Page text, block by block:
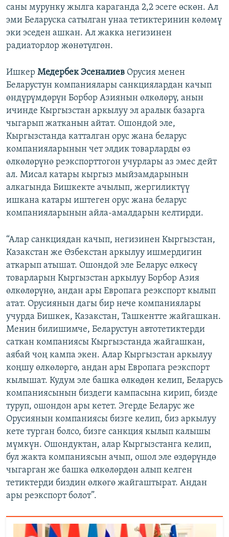
саны мурунку жылга караганда 2,2 эсеге өскөн. Ал
эми Беларуска сатылган унаа тетиктеринин көлөмү
эки эседен ашкан. Ал жакка негизинен
радиаторлор жөнөтүлгөн.
Ишкер Медербек Эсеналиев Орусия менен
Беларустун компаниялары санкциялардан качып
өндүрүмдөрүн Борбор Азиянын өлкөлөрү, анын
ичинде Кыргызстан аркылуу эл аралык базарга
чыгарып жатканын айтат. Ошондой эле,
Кыргызстанда катталган орус жана беларус
компанияларынын чет элдик товарларды өз
өлкөлөрүнө реэкспорттогон учурлары аз эмес дейт
ал. Мисал катары кыргыз мыйзамдарынын
алкагында Бишкекте ачылып, жергиликтүү
ишкана катары иштеген орус жана беларус
компанияларынын айла-амалдарын келтирди.
“Алар санкциядан качып, негизинен Кыргызстан,
Казакстан же Өзбекстан аркылуу ишмердигин
аткарып атышат. Ошондой эле Беларус өлкөсү
товарларын Кыргызстан аркылуу Борбор Азия
өлкөлөрүнө, андан ары Европага реэкспорт кылып
атат. Орусиянын дагы бир нече компаниялары
учурда Бишкек, Казакстан, Ташкентте жайгашкан.
Менин билишимче, Беларустун автотетиктерди
саткан компаниясы Кыргызстанда жайгашкан,
аябай чоң кампа экен. Алар Кыргызстан аркылуу
коңшу өлкөлөргө, андан ары Европага реэкспорт
кылышат. Кудум эле башка өлкөдөн келип, Беларусь
компаниясынын биздеги кампасына кирип, бизде
туруп, ошондон ары кетет. Эгерде Беларус же
Орусиянын компаниясы бизге келип, биз аркылуу
кете турган болсо, бизге санкция кылып калышы
мүмкүн. Ошондуктан, алар Кыргызстанга келип,
бул жакта компаниясын ачып, ошол эле өздөрүндө
чыгарган же башка өлкөлөрдөн алып келген
тетиктерди биздин өлкөгө жайгаштырат. Андан
ары реэкспорт болот”.